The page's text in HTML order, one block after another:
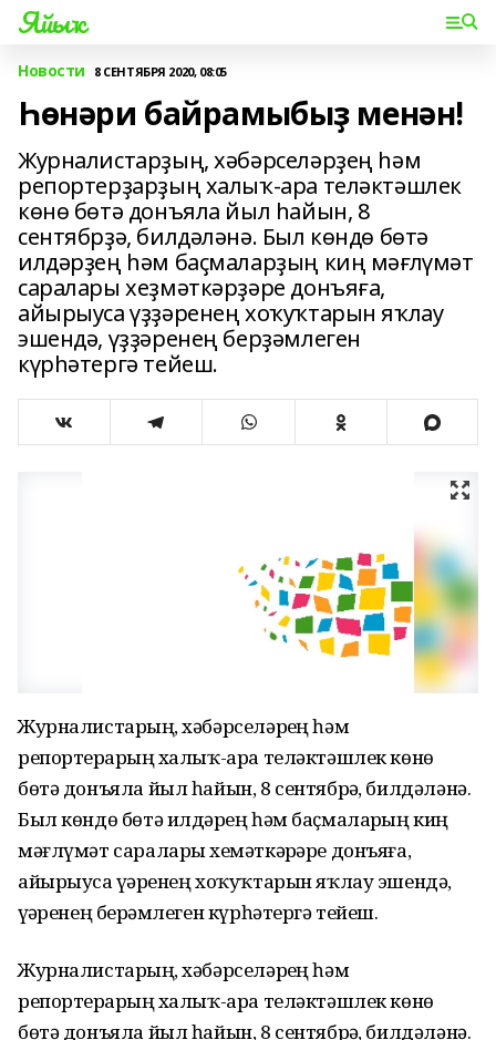
Яйыҡ
Новости 8 СЕНТЯБРЯ 2020, 08:05
Һөнәри байрамыбыҙ менән!
Журналистарҙың, хәбәрселәрҙең һәм
репортерҙарҙың халыҡ-ара теләктәшлек
көнө бөтә донъяла йыл һайын, 8
сентябрҙә, билдәләнә. Был көндө бөтә
илдәрҙең һәм баҫмаларҙың киң мәғлүмәт
саралары хеҙмәткәрҙәре донъяға,
айырыуса үҙҙәренең хоҡуҡтарын яҡлау
эшендә, үҙҙәренең берҙәмлеген
күрһәтергә тейеш.
Журналистарҙың, хәбәрселәрҙең һәм
репортерҙарҙың халыҡ-ара теләктәшлек көнө
бөтә донъяла йыл һайын, 8 сентябрҙә, билдәләнә.
Был көндө бөтә илдәрҙең һәм баҫмаларҙың киң
мәғлүмәт саралары хеҙмәткәрҙәре донъяға,
айырыуса үҙҙәренең хоҡуҡтарын яҡлау эшендә,
үҙҙәренең берҙәмлеген күрһәтергә тейеш.
Журналистарҙың, хәбәрселәрҙең һәм
репортерҙарҙың халыҡ-ара теләктәшлек көнө
бөтә донъяла йыл һайын, 8 сентябрҙә, билдәләнә.